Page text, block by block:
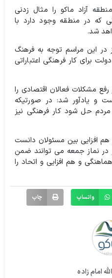
آزاد ماکو را مثال زدنی
که در منطقه وجود دارد با
شد.
این مراسم توجه به فرهنگ
برای کار فرهنگی اعتباراتی
مشکلات فعالان اقتصادی را
و یادآور شد: در صورتیکه
حل شود کار فرهنگی نیز
افزایی بین مسئولان دانست
نماز جمعه می توانند ضمن
و هم افزایی و اتحاد را
واتساپ چاپ
امام زاده